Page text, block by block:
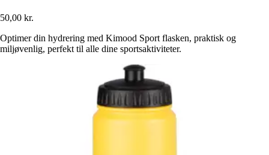
50,00 kr.
Optimer din hydrering med Kimood Sport flasken, praktisk og
miljøvenlig, perfekt til alle dine sportsaktiviteter.